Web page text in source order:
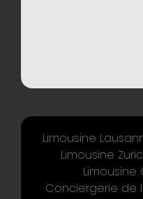
Limousine
Limousine
Conciergerie de